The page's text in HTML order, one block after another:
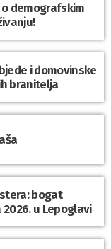
demografskim
i domovinske
branitelja
bogat
u Lepoglavi